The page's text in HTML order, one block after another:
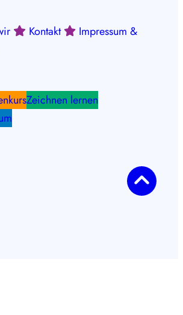
Kontakt
Impressum &
Zeichnen lernen